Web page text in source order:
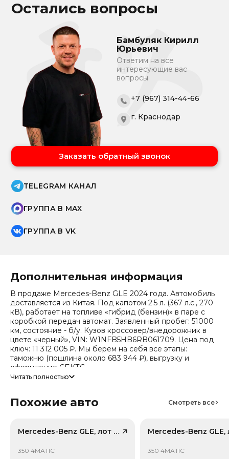
Остались вопросы
Бамбуляк Кирилл
Юрьевич
Ответим на все
интересующие вас
вопросы
+7 (967) 314-44-66
г. Краснодар
Заказать обратный звонок
TELEGRAM КАНАЛ
ГРУППА В MAX
ГРУППА В VK
Дополнительная информация
В продаже Mercedes-Benz GLE 2024 года. Автомобиль
доставляется из Китая. Под капотом 2.5 л. (367 л.с., 270
кВ), работает на топливе «гибрид (бензин)» в паре с
коробкой передач автомат. Заявленный пробег: 51000
км, состояние - б/у. Кузов кроссовер/внедорожник в
цвете «черный», VIN: W1NFB5HB6RB061709. Цена под
ключ: 11 312 005 ₽. Мы берем на себя все этапы:
таможню (пошлина около 683 944 ₽), выгрузку и
оформление СБКТС.
отчет об авто и смету доставки. Мы на связи 24/7.
снижение 23.1%). Важно: расчет без учета пошлин и
Читать полностью
Похожие авто Смотреть все
Mercedes-Benz GLE, лот 58398228
350 4MATIC
350 4MATIC